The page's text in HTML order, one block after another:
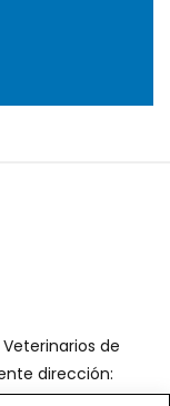
de
dirección: